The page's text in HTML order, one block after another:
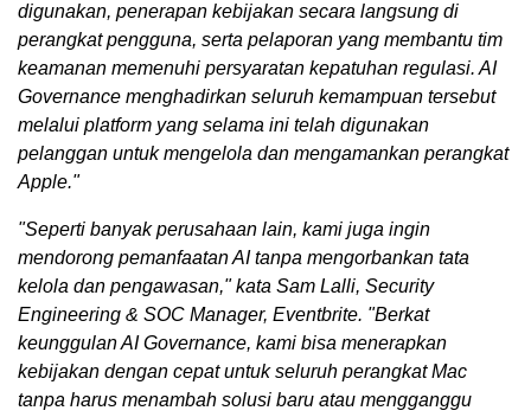
digunakan, penerapan kebijakan secara langsung di
perangkat pengguna, serta pelaporan yang membantu tim
keamanan memenuhi persyaratan kepatuhan regulasi. AI
Governance menghadirkan seluruh kemampuan tersebut
melalui platform yang selama ini telah digunakan
pelanggan untuk mengelola dan mengamankan perangkat
Apple."
"Seperti banyak perusahaan lain, kami juga ingin
mendorong pemanfaatan AI tanpa mengorbankan tata
kelola dan pengawasan," kata Sam Lalli, Security
Engineering & SOC Manager, Eventbrite. "Berkat
keunggulan AI Governance, kami bisa menerapkan
kebijakan dengan cepat untuk seluruh perangkat Mac
tanpa harus menambah solusi baru atau mengganggu